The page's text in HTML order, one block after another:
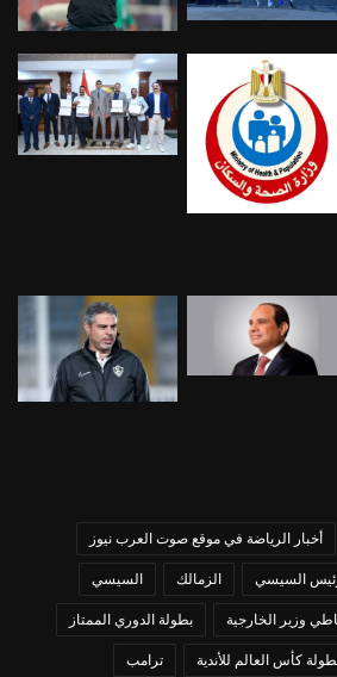
أخبار الرياضة في موقع صوت العرب نيوز
السيسي الزمالك السيسي
وزير الخارجية بطولة الدوري الممتاز
كأس العالم للأندية ترامب